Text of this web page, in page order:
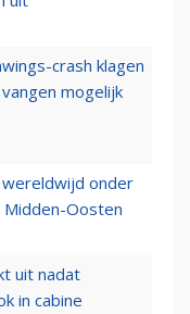
crash klagen
mogelijk
onder
Oosten
uit nadat
in cabine